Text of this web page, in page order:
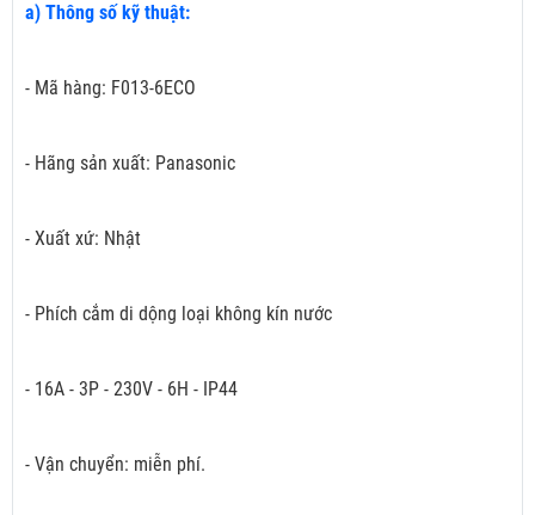
a) Thông số kỹ thuật:
- Mã hàng: F013-6ECO
- Hãng sản xuất: Panasonic
- Xuất xứ: Nhật
- Phích cắm di dộng loại không kín nước
- 16A - 3P - 230V - 6H - IP44
- Vận chuyển: miễn phí.